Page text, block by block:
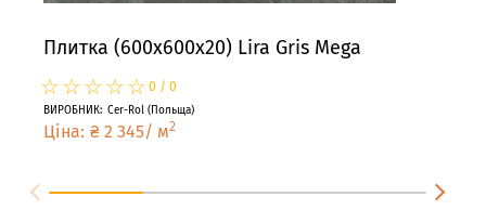
Плитка (600x600x20) Lira Gris Mega
☆
★☆
★☆
★☆
★☆
★ 0 / 0
ВИРОБНИК: Cer-Rol (Польща)
Ціна: ₴ 2 345/ м2